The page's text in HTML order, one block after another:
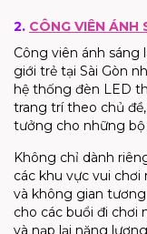
2. CÔNG VIÊN ÁNH
Công viên ánh sáng
giới trẻ tại Sài Gòn
hệ thống đèn LED
trang trí theo chủ
tưởng cho những bộ
Không chỉ dành
các khu vực vui
và không gian
cho các buổi đi chơi